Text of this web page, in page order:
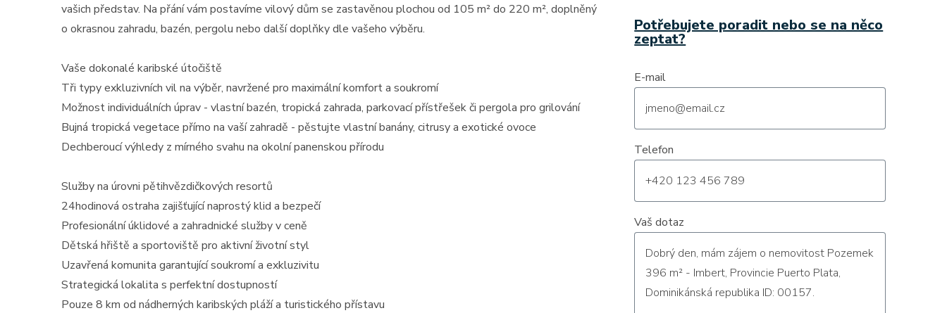
vašich představ. Na přání vám postavíme vilový dům se zastavěnou plochou od 105 m² do 220 m², doplněný
o okrasnou zahradu, bazén, pergolu nebo další doplňky dle vašeho výběru.
Vaše dokonalé karibské útočiště
Tři typy exkluzivních vil na výběr, navržené pro maximální komfort a soukromí
Možnost individuálních úprav - vlastní bazén, tropická zahrada, parkovací přístřešek či pergola pro grilování
Bujná tropická vegetace přímo na vaší zahradě - pěstujte vlastní banány, citrusy a exotické ovoce
Dechberoucí výhledy z mírného svahu na okolní panenskou přírodu
Služby na úrovni pětihvězdičkových resortů
24hodinová ostraha zajišťující naprostý klid a bezpečí
Profesionální úklidové a zahradnické služby v ceně
Dětská hřiště a sportoviště pro aktivní životní styl
Uzavřená komunita garantující soukromí a exkluzivitu
Strategická lokalita s perfektní dostupností
Pouze 8 km od nádherných karibských pláží a turistického přístavu
Potřebujete poradit nebo se na něco
zeptat?
E-mail
Telefon
Vaš dotaz